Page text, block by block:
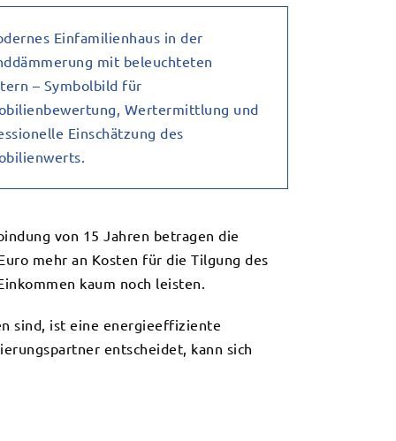
von 15 Jahren betragen die
mehr an Kosten für die Tilgung des
kaum noch leisten.
sind, ist eine energieeffiziente
entscheidet, kann sich